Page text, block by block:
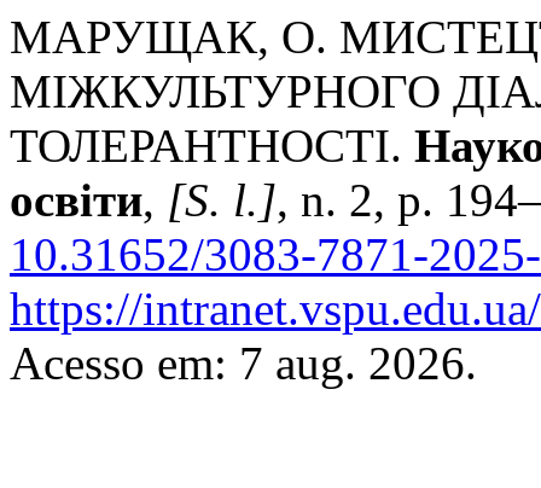
МАРУЩАК, О.
МІЖКУЛЬТУРНОГО
ТОЛЕРАНТНОСТІ.
освіти, [S. l.], n. 2, p.
10.31652/3083-7871-
https://
Acesso em: 7 aug. 2026.